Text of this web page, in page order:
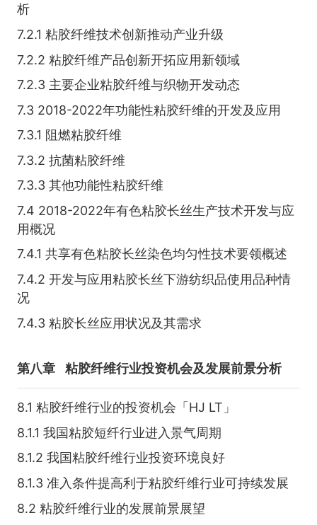
析
7.2.1 粘胶纤维技术创新推动产业升级
7.2.2 粘胶纤维产品创新开拓应用新领域
7.2.3 主要企业粘胶纤维与织物开发动态
7.3 2018-2022年功能性粘胶纤维的开发及应用
7.3.1 阻燃粘胶纤维
7.3.2 抗菌粘胶纤维
7.3.3 其他功能性粘胶纤维
7.4 2018-2022年有色粘胶长丝生产技术开发与应
用概况
7.4.1 共享有色粘胶长丝染色均匀性技术要领概述
7.4.2 开发与应用粘胶长丝下游纺织品使用品种情
况
7.4.3 粘胶长丝应用状况及其需求
第八章 粘胶纤维行业投资机会及发展前景分析
8.1 粘胶纤维行业的投资机会「HJ LT」
8.1.1 我国粘胶短纤行业进入景气周期
8.1.2 我国粘胶纤维行业投资环境良好
8.1.3 准入条件提高利于粘胶纤维行业可持续发展
8.2 粘胶纤维行业的发展前景展望